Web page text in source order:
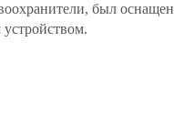
был оснащен